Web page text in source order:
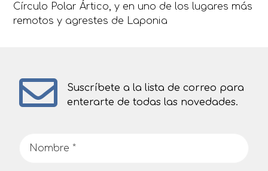
Círculo Polar Ártico, y en uno de los lugares más
remotos y agrestes de Laponia
Suscríbete a la lista de correo para
enterarte de todas las novedades.